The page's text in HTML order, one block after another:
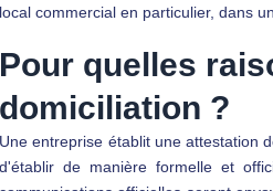
local commercial en particulier, dans
Pour quelles
domiciliation ?
Une entreprise établit une attestation
d'établir de manière formelle et